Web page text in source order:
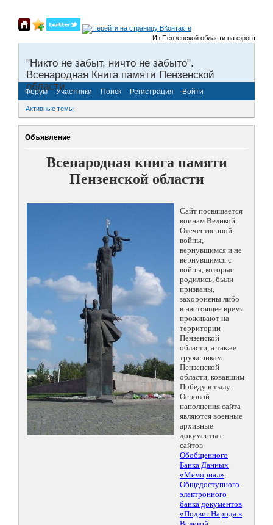
Из Пензенской области на фронты
"Никто не забыт, ничто не забыто".
Всенародная Книга памяти Пензенской
области.
Форум Участники Поиск Регистрация Войти
Активные темы
Объявление
Всенародная книга памяти
Пензенской области
Сайт посвящается
воинам Великой
Отечественной
войны,
вернувшимся и не
вернувшимся с
войны, которые
родились, были
призваны,
захоронены либо
в настоящее время
проживают на
территории
Пензенской
области, а также
труженикам
Пензенской
области, ковавшим
Победу в тылу.
Основой
наполнения сайта
являются военные
архивные
документы с
сайтов
Обобщенного
Банка Данных
«Мемориал»,
Общедоступного
электронного
банка документов
«Подвиг Народа в